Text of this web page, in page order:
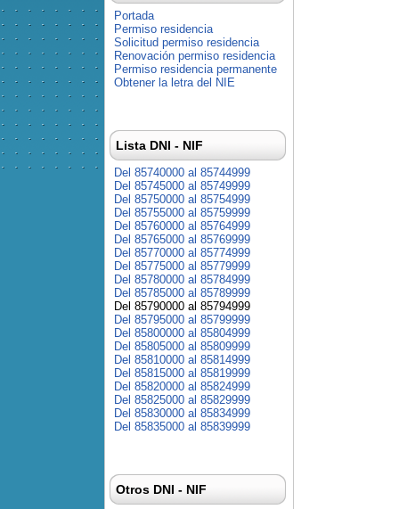
Portada
Permiso residencia
Solicitud permiso residencia
Renovación permiso residencia
Permiso residencia permanente
Obtener la letra del NIE
Lista DNI - NIF
Del 85740000 al 85744999
Del 85745000 al 85749999
Del 85750000 al 85754999
Del 85755000 al 85759999
Del 85760000 al 85764999
Del 85765000 al 85769999
Del 85770000 al 85774999
Del 85775000 al 85779999
Del 85780000 al 85784999
Del 85785000 al 85789999
Del 85790000 al 85794999
Del 85795000 al 85799999
Del 85800000 al 85804999
Del 85805000 al 85809999
Del 85810000 al 85814999
Del 85815000 al 85819999
Del 85820000 al 85824999
Del 85825000 al 85829999
Del 85830000 al 85834999
Del 85835000 al 85839999
Otros DNI - NIF